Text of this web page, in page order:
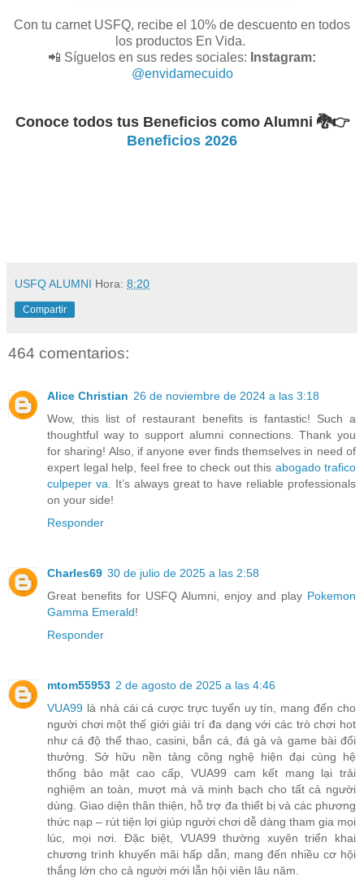
Con tu carnet USFQ, recibe el 10% de descuento en todos
los productos En Vida.
📲 Síguelos en sus redes sociales: Instagram:
@envidamecuido
Conoce todos tus Beneficios como Alumni 🐉👉
Beneficios 2026
USFQ ALUMNI Hora: 8:20
Compartir
464 comentarios:
Alice Christian 26 de noviembre de 2024 a las 3:18
Wow, this list of restaurant benefits is fantastic! Such a
thoughtful way to support alumni connections. Thank you
for sharing! Also, if anyone ever finds themselves in need of
expert legal help, feel free to check out this abogado trafico
culpeper va . It’s always great to have reliable professionals
on your side!
Responder
Charles69 30 de julio de 2025 a las 2:58
Great benefits for USFQ Alumni, enjoy and play Pokemon
Gamma Emerald!
Responder
mtom55953 2 de agosto de 2025 a las 4:46
VUA99 là nhà cái cá cược trực tuyến uy tín, mang đến cho
người chơi một thế giới giải trí đa dạng với các trò chơi hot
như cá độ thể thao, casini, bắn cá, đá gà và game bài đổi
thưởng. Sở hữu nền tảng công nghệ hiện đại cùng hệ
thống bảo mật cao cấp, VUA99 cam kết mang lại trải
nghiệm an toàn, mượt mà và minh bạch cho tất cả người
dùng. Giao diện thân thiện, hỗ trợ đa thiết bị và các phương
thức nạp – rút tiện lợi giúp người chơi dễ dàng tham gia mọi
lúc, mọi nơi. Đặc biệt, VUA99 thường xuyên triển khai
chương trình khuyến mãi hấp dẫn, mang đến nhiều cơ hội
thắng lớn cho cả người mới lẫn hội viên lâu năm.